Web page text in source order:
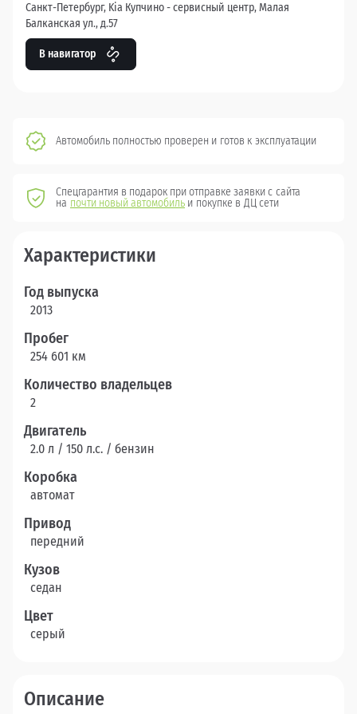
Санкт-Петербург, Kia Купчино - сервисный центр, Малая
Балканская ул., д.57
В навигатор
Автомобиль полностью проверен и готов к эксплуатации
Спецгарантия в подарок при отправке заявки с сайта
на почти новый автомобиль и покупке в ДЦ сети
Характеристики
Год выпуска
2013
Пробег
254 601 км
Количество владельцев
2
Двигатель
2.0 л / 150 л.c. / бензин
Коробка
автомат
Привод
передний
Кузов
седан
Цвет
серый
Описание